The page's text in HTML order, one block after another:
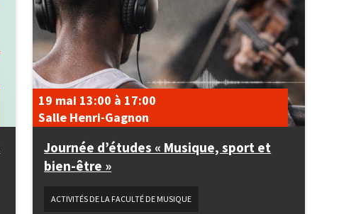
Journée d’études « Musique, sport et
bien-être »
19 mai 13:00 à 17:00
Salle Henri-Gagnon
ACTIVITÉS DE LA FACULTÉ DE MUSIQUE